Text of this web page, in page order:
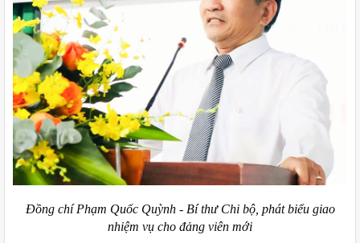
Đồng chí Phạm Quốc Quỳnh - Bí thư Chi bộ, phát biểu giao
nhiệm vụ cho đảng viên mới